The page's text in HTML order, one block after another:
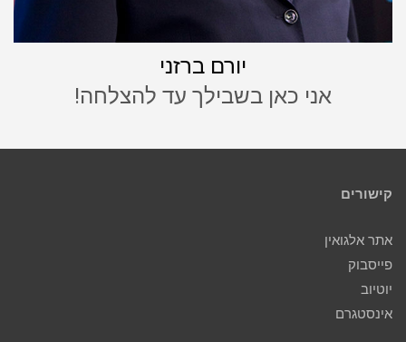
יורם ברזני
אני כאן בשבילך עד להצלחה!
קישורים
אתר אלגואין
פייסבוק
יוטיוב
אינסטגרם